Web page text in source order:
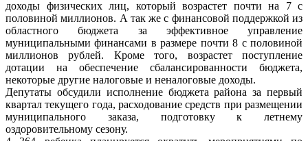
доходы физических лиц, который возрастет почти на 7 с
половиной миллионов. А так же с финансовой поддержкой из
областного бюджета за эффективное управление
муниципальными финансами в размере почти 8 с половиной
миллионов рублей. Кроме того, возрастет поступление
дотации на обеспечение сбалансированности бюджета,
некоторые другие налоговые и неналоговые доходы.
Депутаты обсудили исполнение бюджета района за первый
квартал текущего года, расходование средств при размещении
муниципального заказа, подготовку к летнему
оздоровительному сезону.